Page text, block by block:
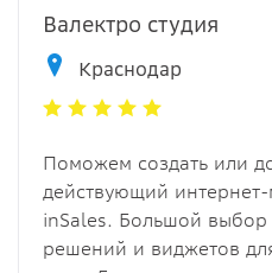
Валектро студия
Краснодар
Поможем создать или
действующий
inSales. Большой выбор
решений и виджетов